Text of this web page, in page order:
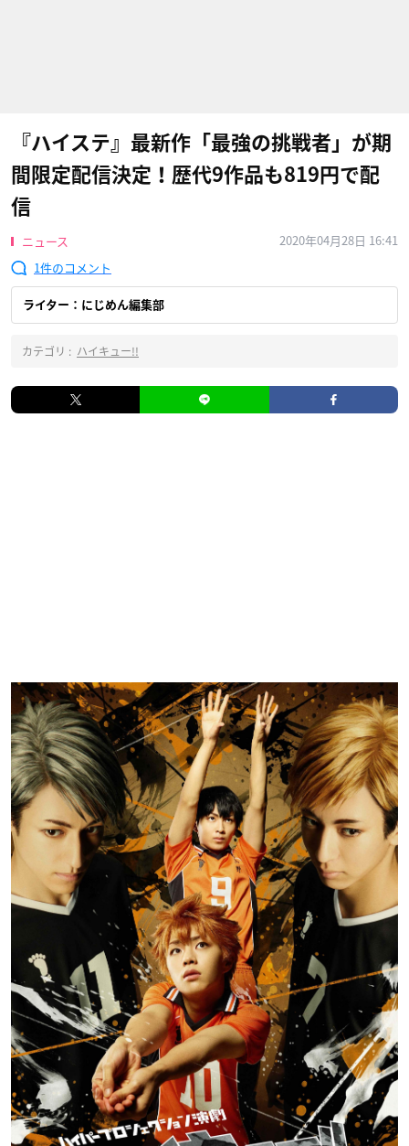
『ハイステ』最新作「最強の挑戦者」が期
間限定配信決定！歴代9作品も819円で配
信
ニュース
2020年04月28日 16:41
1
ライター：にじめん編集部
カテゴリ : ハイキュー!!